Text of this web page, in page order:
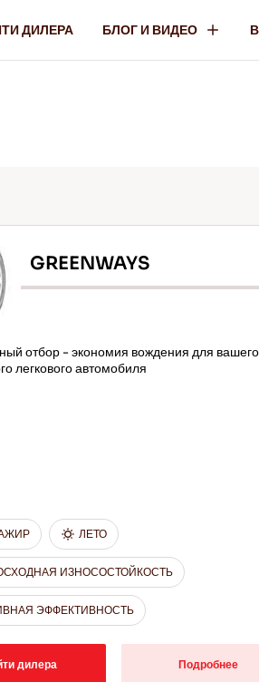
ДИЛЕРА БЛОГ И ВИДЕО
GREENWAYS
отбор - экономия вождения для вашего
легкового автомобиля
ЛЕТО
ИЗНОСОСТОЙКОСТЬ
ЭФФЕКТИВНОСТЬ
дилера Подробнее